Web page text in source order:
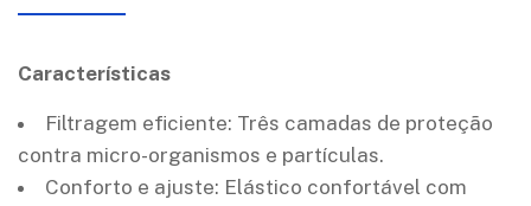
Características
Filtragem eficiente: Três camadas de proteção
contra micro-organismos e partículas.
Conforto e ajuste: Elástico confortável com